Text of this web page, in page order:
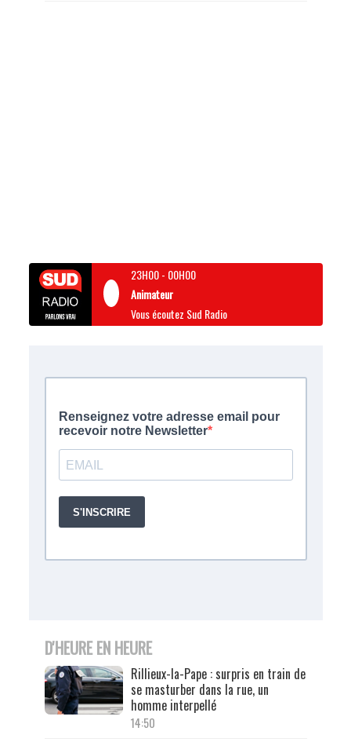
23H00- 00H00
Animateur
Vous écoutez Sud Radio
D'HEURE EN HEURE
Rillieux-la-Pape : surpris en train de
se masturber dans la rue, un
homme interpellé
14:50